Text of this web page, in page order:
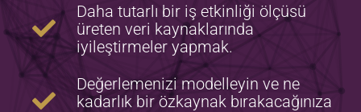
Daha tutarlı bir iş etkinliği ölçüsü
üreten veri kaynaklarında
iyileştirmeler yapmak.
Değerlemenizi modelleyin ve ne
kadarlık bir özkaynak bırakacağınıza